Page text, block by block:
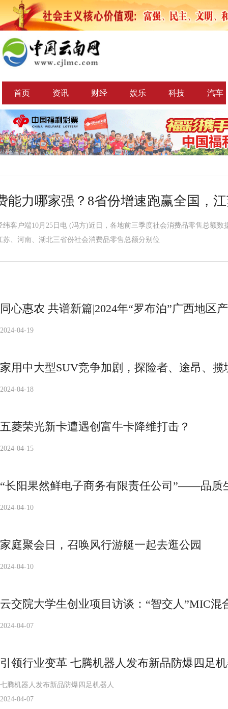
首页 资讯 财经 娱乐 科技 汽车
能力哪家强？8省份增速跑赢全国，
纬客户端10月25日电 (冯方)近日，各地前三季度社会消费品零售总额
苏、河南、湖北三省份社会消费品零售总额分别位
同心惠农 共谱新篇|2024年“罗布泊”广西地区
2024-04-19
家用中大型SUV竞争加剧，探险者、途昂、
2024-04-18
五菱荣光新卡遭遇创富牛卡降维打击？
2024-04-15
“长阳果然鲜电子商务有限责任公司”——品质
2024-04-10
家庭聚会日，召唤风行游艇一起去逛公园
2024-04-10
云交院大学生创业项目访谈：“智交人”MIC混
2024-04-07
引领行业变革 七腾机器人发布新品防爆四足
七腾机器人发布新品防爆四足机器人
2024-04-07